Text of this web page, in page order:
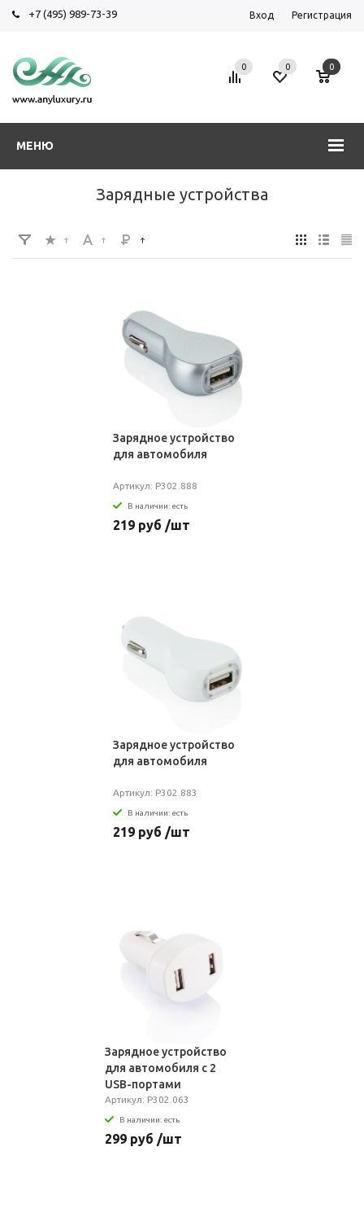
+7 (495) 989-73-39 Вход Регистрация
МЕНЮ
0 0 0
Зарядные устройства
Зарядное устройство
для автомобиля
Артикул: P302.888
В наличии: есть
219 руб /шт
Зарядное устройство
для автомобиля
Артикул: P302.883
В наличии: есть
219 руб /шт
Зарядное устройство
для автомобиля с 2
USB-портами
Артикул: P302.063
В наличии: есть
299 руб /шт